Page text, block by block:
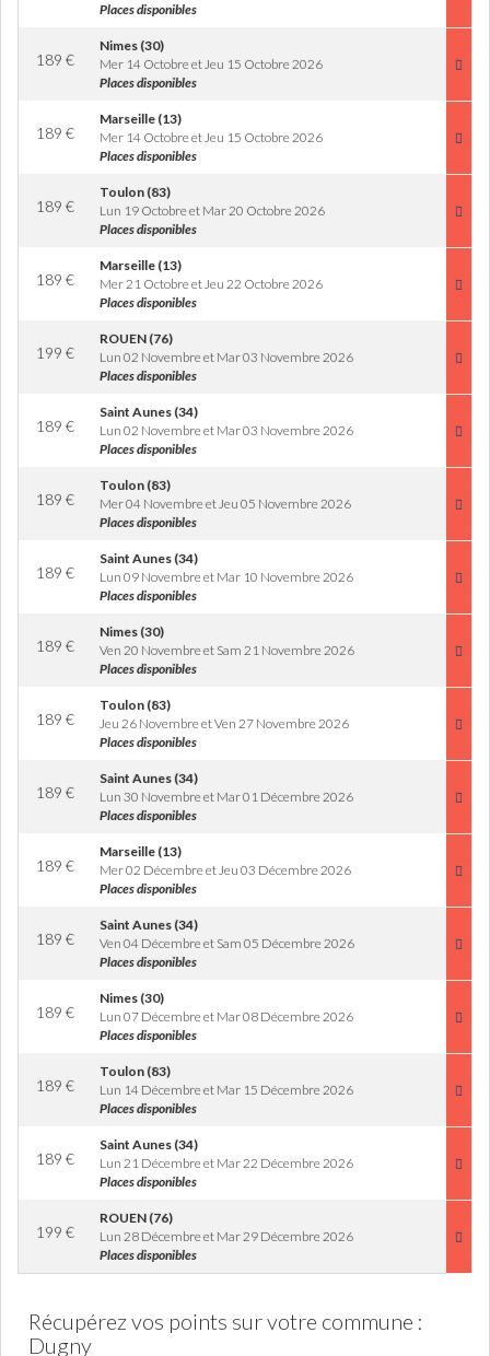
Places disponibles
189 €
Nimes (30)
Mer 14 Octobre et Jeu 15 Octobre 2026
Places disponibles
189 €
Marseille (13)
Mer 14 Octobre et Jeu 15 Octobre 2026
Places disponibles
189 €
Toulon (83)
Lun 19 Octobre et Mar 20 Octobre 2026
Places disponibles
189 €
Marseille (13)
Mer 21 Octobre et Jeu 22 Octobre 2026
Places disponibles
199 €
ROUEN (76)
Lun 02 Novembre et Mar 03 Novembre 2026
Places disponibles
189 €
Saint Aunes (34)
Lun 02 Novembre et Mar 03 Novembre 2026
Places disponibles
189 €
Toulon (83)
Mer 04 Novembre et Jeu 05 Novembre 2026
Places disponibles
189 €
Saint Aunes (34)
Lun 09 Novembre et Mar 10 Novembre 2026
Places disponibles
189 €
Nimes (30)
Ven 20 Novembre et Sam 21 Novembre 2026
Places disponibles
189 €
Toulon (83)
Jeu 26 Novembre et Ven 27 Novembre 2026
Places disponibles
189 €
Saint Aunes (34)
Lun 30 Novembre et Mar 01 Décembre 2026
Places disponibles
189 €
Marseille (13)
Mer 02 Décembre et Jeu 03 Décembre 2026
Places disponibles
189 €
Saint Aunes (34)
Ven 04 Décembre et Sam 05 Décembre 2026
Places disponibles
189 €
Nimes (30)
Lun 07 Décembre et Mar 08 Décembre 2026
Places disponibles
189 €
Toulon (83)
Lun 14 Décembre et Mar 15 Décembre 2026
Places disponibles
189 €
Saint Aunes (34)
Lun 21 Décembre et Mar 22 Décembre 2026
Places disponibles
199 €
ROUEN (76)
Lun 28 Décembre et Mar 29 Décembre 2026
Places disponibles
Récupérez vos points sur votre commune :
Dugny